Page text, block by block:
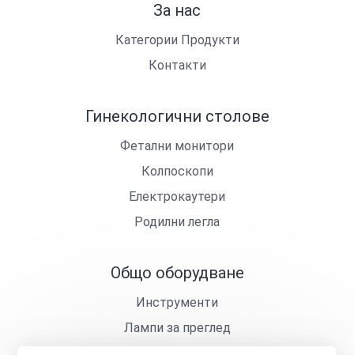
За нас
Категории Продукти
Контакти
Гинекологични столове
Фетални монитори
Колпоскопи
Електрокаутери
Родилни легла
Общо оборудване
Инструменти
Лампи за преглед